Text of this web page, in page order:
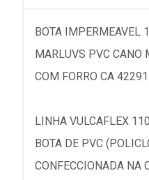
BOTA IMPERMEAVEL
MARLUVS PVC CANO
COM FORRO CA 42291
LINHA VULCAFLEX
BOTA DE PVC
CONFECCIONADA NA